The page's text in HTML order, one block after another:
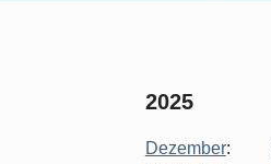
2025
Dezember: